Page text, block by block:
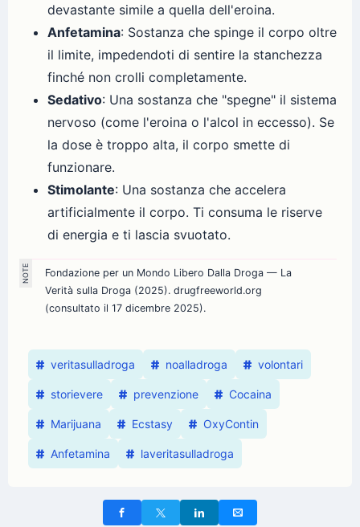
devastante simile a quella dell'eroina.
Anfetamina: Sostanza che spinge il corpo oltre
il limite, impedendoti di sentire la stanchezza
finché non crolli completamente.
Sedativo: Una sostanza che "spegne" il sistema
nervoso (come l'eroina o l'alcol in eccesso). Se
la dose è troppo alta, il corpo smette di
funzionare.
Stimolante: Una sostanza che accelera
artificialmente il corpo. Ti consuma le riserve
di energia e ti lascia svuotato.
Fondazione per un Mondo Libero Dalla Droga — La
Verità sulla Droga (2025). drugfreeworld.org
(consultato il 17 dicembre 2025).
veritasulladroga noalladroga volontari
storievere prevenzione Cocaina
Marijuana Ecstasy OxyContin
Anfetamina laveritasulladroga